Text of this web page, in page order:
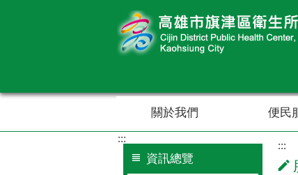
關於我們 便民
:::
資訊總覽
:::